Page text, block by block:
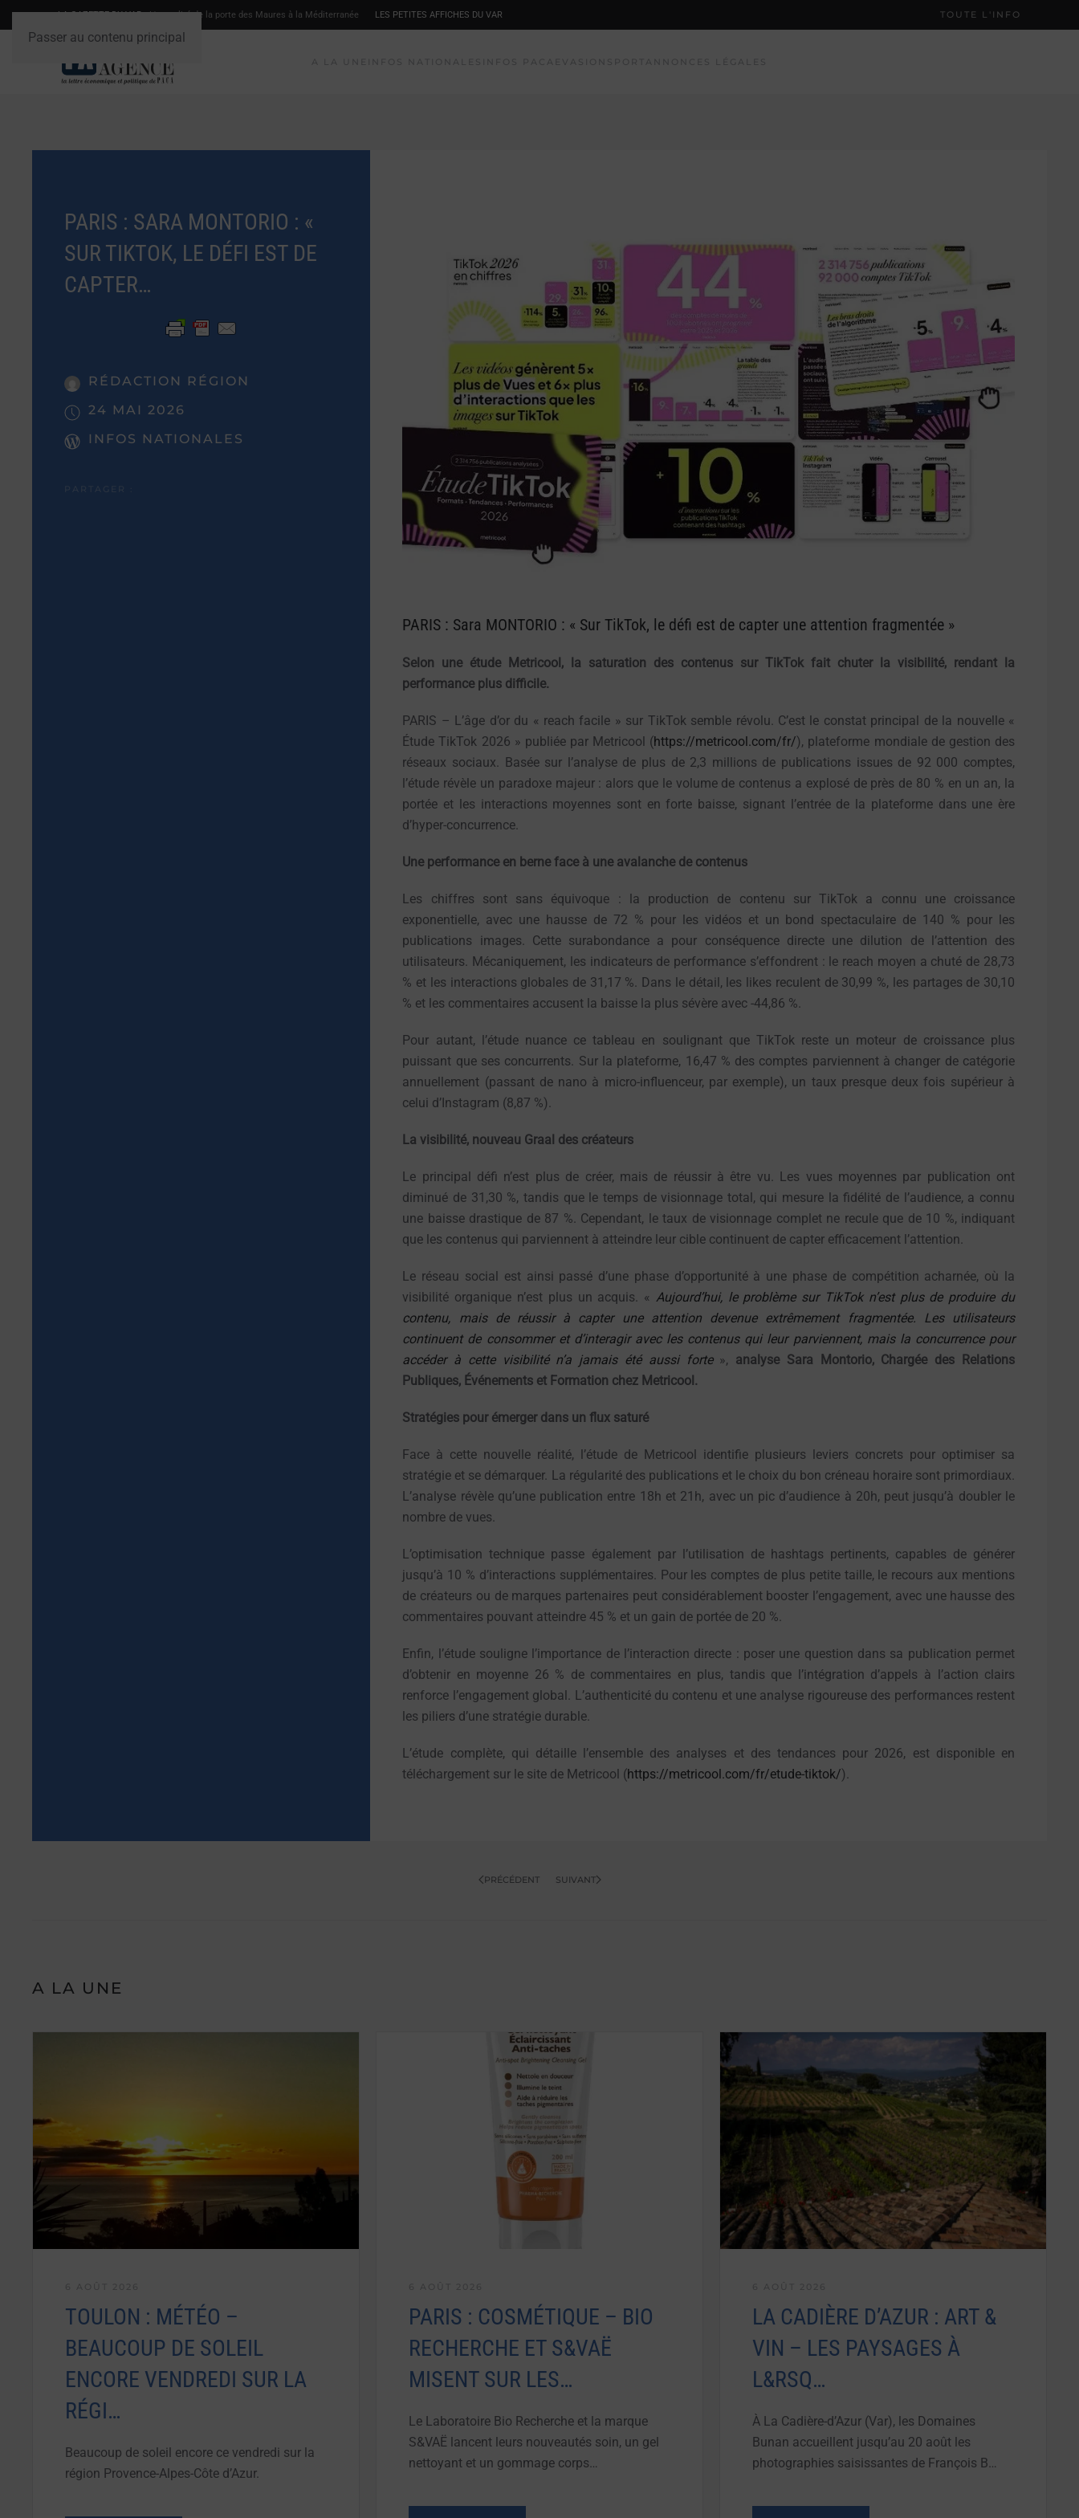
Passer au contenu principal
LA GAZETTE DU VAR- L'actualité de la porte des Maures à la Méditerranée LES PETITES AFFICHES DU VAR TOUTE L'INFO
PARIS : SARA MONTORIO : «
SUR TIKTOK, LE DÉFI EST DE
CAPTER…
RÉDACTION RÉGION
24 MAI 2026
INFOS NATIONALES
PARIS : Sara MONTORIO : « Sur TikTok, le défi est de capter une attention fragmentée »
Selon une étude Metricool, la saturation des contenus sur TikTok fait chuter la visibilité, rendant la
performance plus difficile.
PARIS – L’âge d’or du « reach facile » sur TikTok semble révolu. C’est le constat principal de la nouvelle «
Étude TikTok 2026 » publiée par Metricool (https://metricool.com/fr/), plateforme mondiale de gestion des
réseaux sociaux. Basée sur l’analyse de plus de 2,3 millions de publications issues de 92 000 comptes,
l’étude révèle un paradoxe majeur : alors que le volume de contenus a explosé de près de 80 % en un an, la
portée et les interactions moyennes sont en forte baisse, signant l’entrée de la plateforme dans une ère
d’hyper-concurrence.
Une performance en berne face à une avalanche de contenus
Les chiffres sont sans équivoque : la production de contenu sur TikTok a connu une croissance
exponentielle, avec une hausse de 72 % pour les vidéos et un bond spectaculaire de 140 % pour les
publications images. Cette surabondance a pour conséquence directe une dilution de l’attention des
utilisateurs. Mécaniquement, les indicateurs de performance s’effondrent : le reach moyen a chuté de 28,73
% et les interactions globales de 31,17 %. Dans le détail, les likes reculent de 30,99 %, les partages de 30,10
% et les commentaires accusent la baisse la plus sévère avec -44,86 %.
Pour autant, l’étude nuance ce tableau en soulignant que TikTok reste un moteur de croissance plus
puissant que ses concurrents. Sur la plateforme, 16,47 % des comptes parviennent à changer de catégorie
annuellement (passant de nano à micro-influenceur, par exemple), un taux presque deux fois supérieur à
celui d’Instagram (8,87 %).
La visibilité, nouveau Graal des créateurs
Le principal défi n’est plus de créer, mais de réussir à être vu. Les vues moyennes par publication ont
diminué de 31,30 %, tandis que le temps de visionnage total, qui mesure la fidélité de l’audience, a connu
une baisse drastique de 87 %. Cependant, le taux de visionnage complet ne recule que de 10 %, indiquant
que les contenus qui parviennent à atteindre leur cible continuent de capter efficacement l’attention.
Le réseau social est ainsi passé d’une phase d’opportunité à une phase de compétition acharnée, où la
visibilité organique n’est plus un acquis. « Aujourd’hui, le problème sur TikTok n’est plus de produire du
contenu, mais de réussir à capter une attention devenue extrêmement fragmentée. Les utilisateurs
continuent de consommer et d’interagir avec les contenus qui leur parviennent, mais la concurrence pour
accéder à cette visibilité n’a jamais été aussi forte», analyse Sara Montorio, Chargée des Relations
Publiques, Événements et Formation chez Metricool.
Stratégies pour émerger dans un flux saturé
Face à cette nouvelle réalité, l’étude de Metricool identifie plusieurs leviers concrets pour optimiser sa
stratégie et se démarquer. La régularité des publications et le choix du bon créneau horaire sont primordiaux.
L’analyse révèle qu’une publication entre 18h et 21h, avec un pic d’audience à 20h, peut jusqu’à doubler le
nombre de vues.
L’optimisation technique passe également par l’utilisation de hashtags pertinents, capables de générer
jusqu’à 10 % d’interactions supplémentaires. Pour les comptes de plus petite taille, le recours aux mentions
de créateurs ou de marques partenaires peut considérablement booster l’engagement, avec une hausse des
commentaires pouvant atteindre 45 % et un gain de portée de 20 %.
Enfin, l’étude souligne l’importance de l’interaction directe : poser une question dans sa publication permet
d’obtenir en moyenne 26 % de commentaires en plus, tandis que l’intégration d’appels à l’action clairs
renforce l’engagement global. L’authenticité du contenu et une analyse rigoureuse des performances restent
les piliers d’une stratégie durable.
L’étude complète, qui détaille l’ensemble des analyses et des tendances pour 2026, est disponible en
téléchargement sur le site de Metricool (https://metricool.com/fr/etude-tiktok/).
PRÉCÉDENT SUIVANT
A LA UNE
TOULON : MÉTÉO –
BEAUCOUP DE SOLEIL
ENCORE VENDREDI SUR LA
RÉGI…
Beaucoup de soleil encore ce vendredi sur la
région Provence-Alpes-Côte d’Azur.
PARIS : COSMÉTIQUE – BIO
RECHERCHE ET S&VAË
MISENT SUR LES…
Le Laboratoire Bio Recherche et la marque
S&VAË lancent leurs nouveautés soin, un gel
nettoyant et un gommage corps…
LA CADIÈRE D’AZUR : ART &
VIN – LES PAYSAGES À
L&RSQ…
À La Cadière-d’Azur (Var), les Domaines
Bunan accueillent jusqu’au 20 août les
photographies saisissantes de François B…